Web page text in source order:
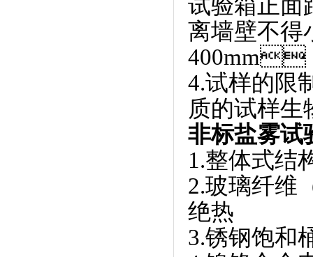
试验箱正
离墙壁不
400mm，
4.试样的限
质的试样生
非标盐雾试
1.整体式结
2.玻璃纤维
绝热
3.锈钢饱和